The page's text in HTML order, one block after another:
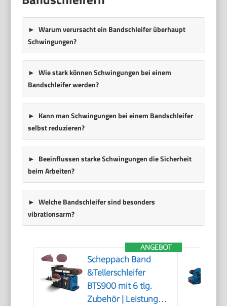
Warum verursacht ein Bandschleifer überhaupt
Schwingungen?
Wie stark können Schwingungen bei einem
Bandschleifer werden?
Kann man Schwingungen bei einem Bandschleifer
selbst reduzieren?
Beeinflussen starke Schwingungen die Sicherheit
beim Arbeiten?
Welche Bandschleifer sind besonders
vibrationsarm?
ANGEBOT
Scheppach Band
&Tellerschleifer
BTS900 mit 6 tlg.
Zubehör | Leistung